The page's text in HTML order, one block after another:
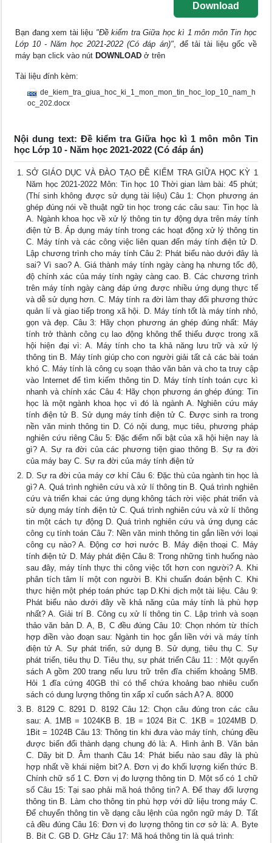
Download
Bạn đang xem tài liệu "Đề kiểm tra Giữa học kì 1 môn môn Tin học
Lớp 10 - Năm học 2021-2022 (Có đáp án)", để tải tài liệu gốc về
máy bạn click vào nút DOWNLOAD ở trên
Tài liệu đính kèm:
de_kiem_tra_giua_hoc_ki_1_mon_mon_tin_hoc_lop_10_nam_h
oc_202.docx
Nội dung text: Đề kiểm tra Giữa học kì 1 môn môn Tin
học Lớp 10 - Năm học 2021-2022 (Có đáp án)
SỞ GIÁO DỤC VÀ ĐÀO TẠO ĐỀ KIỂM TRA GIỮA HỌC KỲ 1
Năm học 2021-2022 Môn: Tin học 10 Thời gian làm bài: 45 phút;
(Thí sinh không được sử dụng tài liệu) Câu 1: Chọn phương án
ghép đúng nói về thuật ngữ tin học trong các câu sau: Tin học là
A. Ngành khoa học về xử lý thông tin tự động dựa trên máy tính
điện tử B. Áp dụng máy tính trong các hoạt động xử lý thông tin
C. Máy tính và các công việc liên quan đến máy tính điện tử D.
Lập chương trình cho máy tính Câu 2: Phát biểu nào dưới đây là
sai? Vì sao? A. Giá thành máy tính ngày càng hạ nhưng tốc độ,
độ chính xác của máy tính ngày càng cao. B. Các chương trình
trên máy tính ngày càng đáp ứng được nhiều ứng dụng thực tế
và dễ sử dụng hơn. C. Máy tính ra đời làm thay đổi phương thức
quản lí và giao tiếp trong xã hội. D. Máy tính tốt là máy tính nhỏ,
gọn và đẹp. Câu 3: Hãy chọn phương án ghép đúng nhất: Máy
tính trở thành công cụ lao động không thể thiếu được trong xã
hội hiện đại vì: A. Máy tính cho ta khả năng lưu trữ và xử lý
thông tin B. Máy tính giúp cho con người giải tất cả các bài toán
khó C. Máy tính là công cụ soạn thảo văn bản và cho ta truy cập
vào Internet để tìm kiếm thông tin D. Máy tính tính toán cực kì
nhanh và chính xác Câu 4: Hãy chọn phương án ghép đúng: Tin
học là một ngành khoa học vì đó là ngành A. Nghiên cứu máy
tính điện tử B. Sử dụng máy tính điện tử C. Được sinh ra trong
nền văn minh thông tin D. Có nội dung, mục tiêu, phương pháp
nghiên cứu riêng Câu 5: Đặc điểm nổi bật của xã hội hiện nay là
gì? A. Sự ra đời của các phương tiện giao thông B. Sự ra đời
của máy bay C. Sự ra đời của máy tính điện tử
D. Sự ra đời của máy cơ khí Câu 6: Đặc thù của ngành tin học là
gì? A. Quá trình nghiên cứu và xử lí thông tin B. Quá trình nghiên
cứu và triển khai các ứng dụng không tách rời việc phát triển và
sử dụng máy tính điện tử C. Quá trình nghiên cứu và xử lí thông
tin một cách tự động D. Quá trình nghiên cứu và ứng dụng các
công cụ tính toán Câu 7: Nền văn minh thông tin gắn liền với loại
công cụ nào? A. Động cơ hơi nước B. Máy điện thoại C. Máy
tính điện tử D. Máy phát điện Câu 8: Trong những tình huống nào
sau đây, máy tính thực thi công việc tốt hơn con người? A. Khi
phân tích tâm lí một con người B. Khi chuẩn đoán bệnh C. Khi
thực hiện một phép toán phức tạp D.Khi dịch một tài liệu. Câu 9:
Phát biểu nào dưới đây về khả năng của máy tính là phù hợp
nhất? A. Giải trí B. Công cụ xử lí thông tin C. Lập trình và soạn
thảo văn bản D. A, B, C đều đúng Câu 10: Chọn nhóm từ thích
hợp điền vào đoạn sau: Ngành tin học gắn liền với và máy tính
điện tử A. Sự phát triển, sử dụng B. Sử dụng, tiêu thụ C. Sự
phát triển, tiêu thụ D. Tiêu thụ, sự phát triển Câu 11: : Một quyển
sách A gồm 200 trang nếu lưu trữ trên đĩa chiếm khoảng 5MB.
Hỏi 1 đĩa cứng 40GB thì có thể chứa khoảng bao nhiêu cuốn
sách có dung lượng thông tin xấp xỉ cuốn sách A? A. 8000
B. 8129 C. 8291 D. 8192 Câu 12: Chọn câu đúng tron các câu
sau: A. 1MB = 1024KB B. 1B = 1024 Bit C. 1KB = 1024MB D.
1Bit = 1024B Câu 13: Thông tin khi đưa vào máy tính, chúng đều
được biến đổi thành dạng chung đó là: A. Hình ảnh B. Văn bản
C. Dãy bit D. Âm thanh Câu 14: Phát biểu nào sau đây là phù
hợp nhất về khái niệm bit? A. Đơn vị đo khối lượng kiến thức B.
Chính chữ số 1 C. Đơn vị đo lượng thông tin D. Một số có 1 chữ
số Câu 15: Tại sao phải mã hoá thông tin? A. Để thay đổi lượng
thông tin B. Làm cho thông tin phù hợp với dữ liệu trong máy C.
Để chuyển thông tin về dạng câu lệnh của ngôn ngữ máy D. Tất
cả đều đúng Câu 16: Đơn vị đo lượng thông tin cơ sở là: A. Byte
B. Bit C. GB D. GHz Câu 17: Mã hoá thông tin là quá trình: